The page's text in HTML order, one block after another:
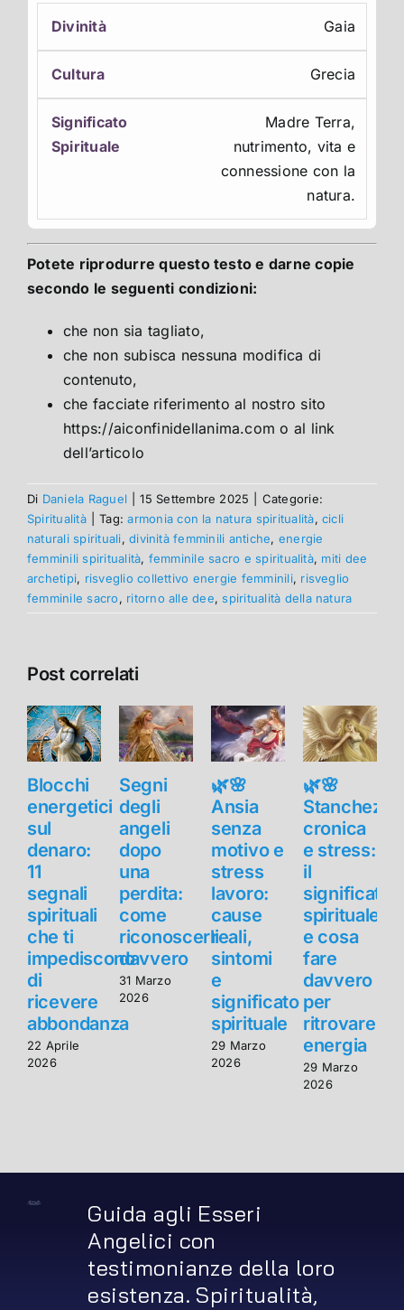
Gaia
Grecia
Madre Terra,
nutrimento, vita e
connessione con la
natura.
Potete riprodurre questo testo e darne copie
secondo le seguenti condizioni:
che non sia tagliato,
che non subisca nessuna modifica di
contenuto,
che facciate riferimento al nostro sito
https://aiconfinidellanima.com o al link
dell’articolo
Di Daniela Raguel 15 Settembre 2025
Categorie:
Spiritualità
Tag:armonia con la natura spiritualità, cicli
naturali spirituali,divinità femminili antiche, energie
femminili spiritualità, femminile sacro e spiritualità, miti dee
archetipi, risveglio collettivo energie femminili, risveglio
femminile sacro, ritorno alle dee,spiritualità della natura
Post correlati
Blocchi
energetici
sul
denaro:
11
segnali
spirituali
che ti
impediscono
di
ricevere
abbondanza
22 Aprile
2026
Segni
degli
angeli
dopo
una
perdita:
come
riconoscerli
davvero
31 Marzo
2026
🌿🌸
Ansia
senza
motivo e
stress
lavoro:
cause
reali,
sintomi
e
significato
spirituale
29 Marzo
2026
🌿🌸
Stanchezza
cronica
e stress:
il
significato
spirituale
e cosa
fare
davvero
per
ritrovare
energia
29 Marzo
2026
Guida agli Esseri
Angelici con
testimonianze della loro
esistenza. Spiritualità,